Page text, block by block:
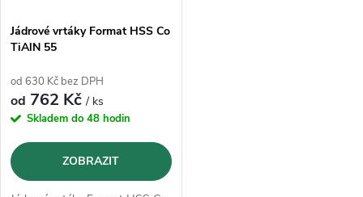
p
r
o
d
s
p
r
o
d
Jádrové vrtáky Format HSS Co
TiAlN 55
od 630 Kč bez DPH
od 762 Kč/ ks
Skladem do 48 hodin
ZOBRAZIT